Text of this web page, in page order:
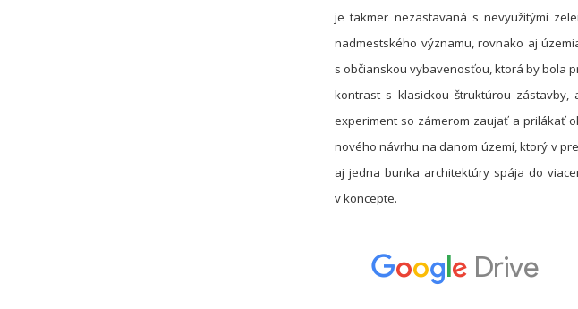
je takmer nezastavaná s nevyužitými
nadmestského významu, rovnako aj
s občianskou vybavenosťou, ktorá by bola
kontrast s klasickou štruktúrou
experiment so zámerom zaujať a prilákať
nového návrhu na danom území, ktorý v
aj jedna bunka architektúry spája do
v koncepte.